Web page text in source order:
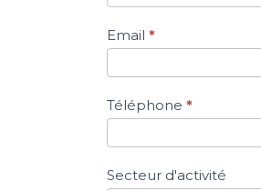
Email *
Téléphone *
Secteur d'activité